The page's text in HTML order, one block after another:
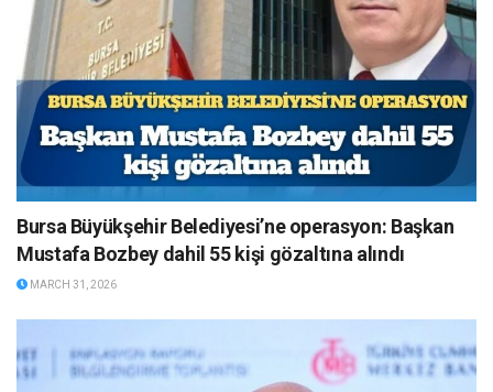
Bursa Büyükşehir Belediyesi’ne operasyon: Başkan
Mustafa Bozbey dahil 55 kişi gözaltına alındı
MARCH 31, 2026